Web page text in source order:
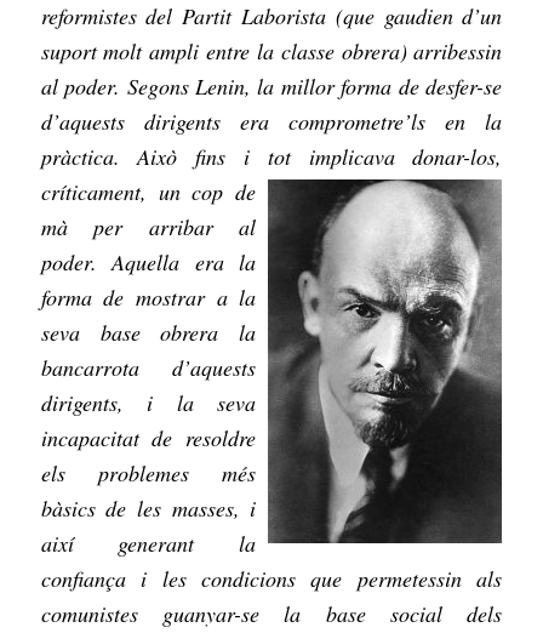
reformistes del Partit Laborista (que gaudien d’un
suport molt ampli entre la classe obrera) arribessin
al poder. Segons Lenin, la millor forma de desfer-se
d’aquests dirigents era comprometre’ls en la
pràctica. Això fins i tot implicava donar-los,
críticament, un cop de
mà per arribar al
poder. Aquella era la
forma de mostrar a la
seva base obrera la
bancarrota d’aquests
dirigents, i la seva
incapacitat de resoldre
els problemes més
bàsics de les masses, i
així generant la
confiança i les condicions que permetessin als
comunistes guanyar-se la base social dels